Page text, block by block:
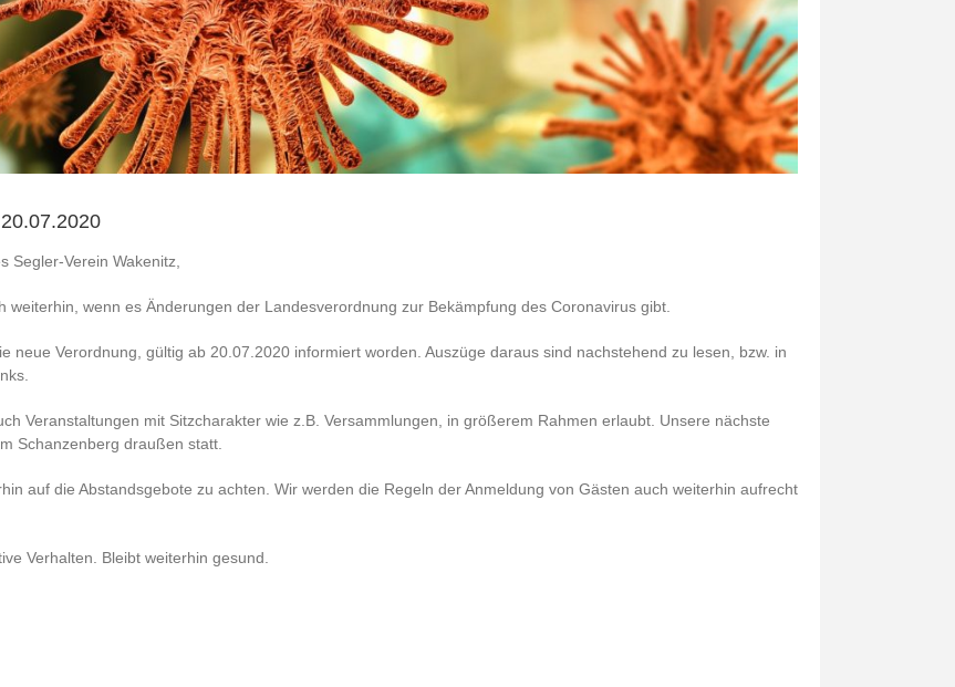
Segler-Verein Wakenitz,
wenn es Änderungen der Landesverordnung zur Bekämpfung des Coronavirus gibt.
neue Verordnung, gültig ab 20.07.2020 informiert worden. Auszüge daraus sind nachstehend zu lesen, bzw. in
Veranstaltungen mit Sitzcharakter wie z.B. Versammlungen, in größerem Rahmen erlaubt. Unsere nächste
Schanzenberg draußen statt.
auf die Abstandsgebote zu achten. Wir werden die Regeln der Anmeldung von Gästen auch weiterhin aufrecht
Verhalten. Bleibt weiterhin gesund.